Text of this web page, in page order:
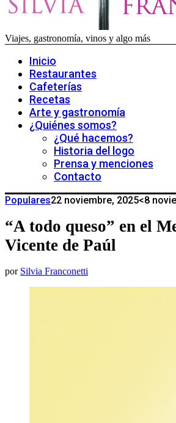
Viajes, gastronomía, vinos y algo más
Inicio
Restaurantes
Cafeterías
Recetas
Arte y gastronomía
¿Quiénes somos?
¿Qué hacemos?
Historia del logo
Prensa y menciones
Contacto
Populares22 noviembre, 2025<8
“A todo queso” en el
Vicente de Paúl
por Silvia Franconetti